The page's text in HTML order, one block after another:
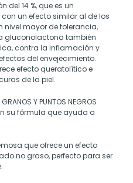
del 14 %, que es un
un efecto similar al de los
nivel mayor de tolerancia,
gluconolactona también
contra la inflamación y
del envejecimiento.
efecto queratolítico e
de la piel.
Y PUNTOS NEGROS
su fórmula que ayuda a
que ofrece un efecto
no graso, perfecto para ser